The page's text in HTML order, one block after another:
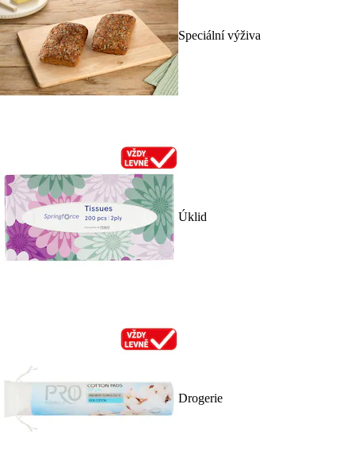
Speciální výživa
Úklid
Drogerie